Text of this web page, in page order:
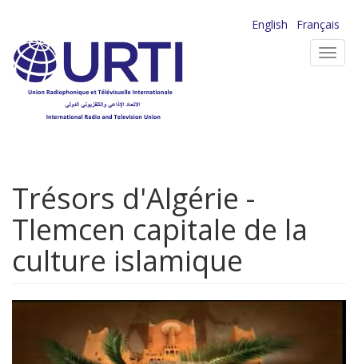
contenu
principal
English
Français
Trésors d'Algérie -
Tlemcen capitale de la
culture islamique